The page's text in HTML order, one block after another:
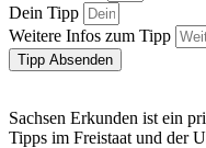
Dein Tipp
Weitere Infos zum Tipp
Tipp Absenden
Sachsen Erkunden ist ein
Tipps im Freistaat und der